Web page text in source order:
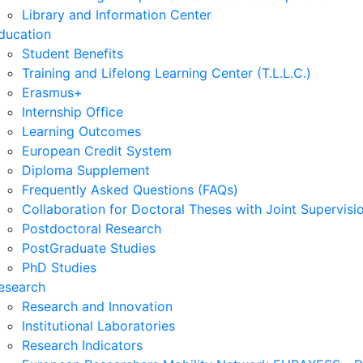
Library and Information Center
Student Benefits
Training and Lifelong Learning Center (T.L.L.C.)
Erasmus+
Internship Office
Learning Outcomes
European Credit System
Diploma Supplement
Frequently Asked Questions (FAQs)
Collaboration for Doctoral Theses with Joint
Postdoctoral Research
PostGraduate Studies
PhD Studies
Research and Innovation
Institutional Laboratories
Research Indicators